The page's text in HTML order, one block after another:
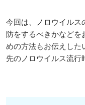
今回は、ノロウイルス
防をするべきかなどを
めの方法もお伝えした
先のノロウイルス流行